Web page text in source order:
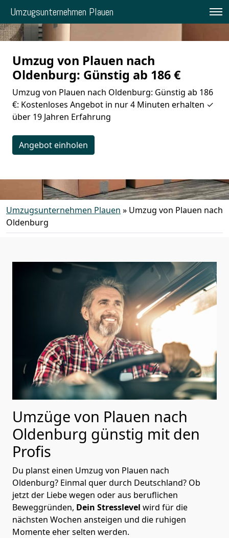
Umzugsunternehmen Plauen
Umzug von Plauen nach
Oldenburg: Günstig ab 186 €
Umzug von Plauen nach Oldenburg: Günstig ab 186
€: Kostenloses Angebot in nur 4 Minuten erhalten ✓
über 19 Jahren Erfahrung
Angebot einholen
Umzugsunternehmen Plauen » Umzug von Plauen nach
Oldenburg
Umzüge von Plauen nach
Oldenburg günstig mit den
Profis
Du planst einen Umzug von Plauen nach
Oldenburg? Einmal quer durch Deutschland? Ob
jetzt der Liebe wegen oder aus beruflichen
Beweggründen, Dein Stresslevel wird für die
nächsten Wochen ansteigen und die ruhigen
Momente eher selten werden.